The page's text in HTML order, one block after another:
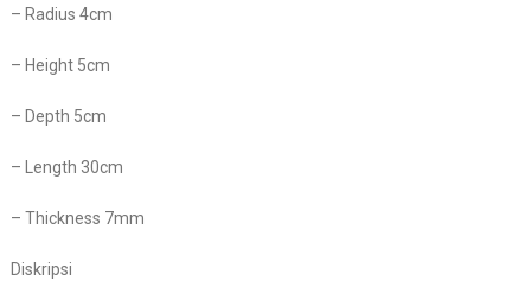
– Radius 4cm
– Height 5cm
– Depth 5cm
– Length 30cm
– Thickness 7mm
Diskripsi